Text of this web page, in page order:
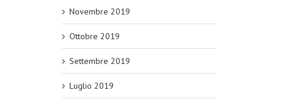
Novembre 2019
Ottobre 2019
Settembre 2019
Luglio 2019